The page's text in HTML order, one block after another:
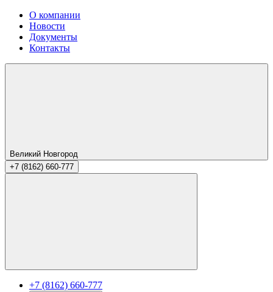
О компании
Новости
Документы
Контакты
Великий Новгород
+7 (8162) 660-777
+7 (8162) 660-777